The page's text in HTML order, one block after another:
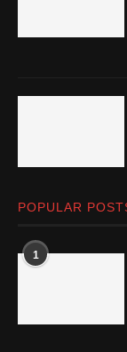
POPULAR
1